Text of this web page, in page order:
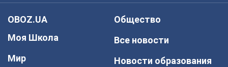
OBOZ.UA
Моя Школа
Мир
Общество
Все новости
Новости образования